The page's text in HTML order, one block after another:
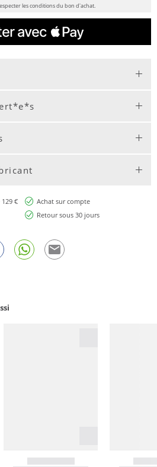
les conditions du bon d'achat.
€
Achat sur compte
Retour sous 30 jours